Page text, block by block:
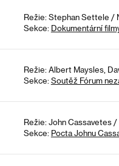
Režie: Stephan Settele /
Sekce: Dokumentární
Režie: Albert Maysles,
Sekce: Soutěž Fórum
Režie: John Cassavetes /
Sekce: Pocta Johnu